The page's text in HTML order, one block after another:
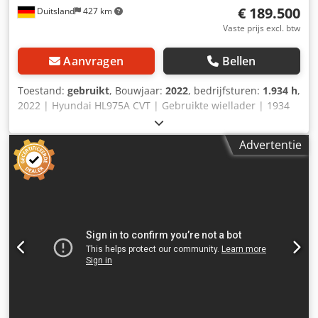
zonder differentieelslot Universele bak 4,2 m³,
Duitsland 427 km € 189.500
Vaste prijs excl. btw
Aanvragen Bellen
Toestand: gebruikt, Bouwjaar: 2022, bedrijfsturen: 1.934 h,
2022 | Hyundai HL975A CVT | Gebruikte wiellader | 1934
draaiuren 📍 Locatie: Duitsland 🚛 Levering mogelijk naar
uw bestemming – Gebruik onze transportcalculator om de
verzendkosten te berekenen! 💰 Direct kopen voor EUR
189.500 of doe een bod. Betaling bij levering mogelijk
tegen een aantrekkelijk tarief (afhankelijk van
Reha 📌 Opmerking van de inspecteur: Functionerende
machine in goede staat en nette uitstraling. Enig spel op
de snelwissel en pen-verbinding, banden dienen
Advertentie